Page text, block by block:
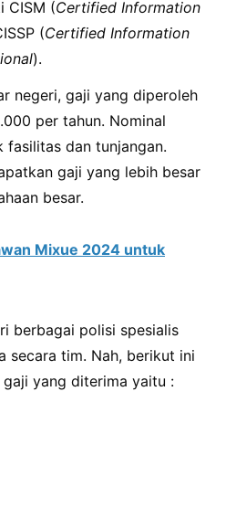
CISM (Certified Information
(Certified Information
).
negeri, gaji yang diperoleh
per tahun. Nominal
fasilitas dan tunjangan.
gaji yang lebih besar
besar.
Mixue 2024 untuk
berbagai polisi spesialis
secara tim. Nah, berikut ini
yang diterima yaitu :